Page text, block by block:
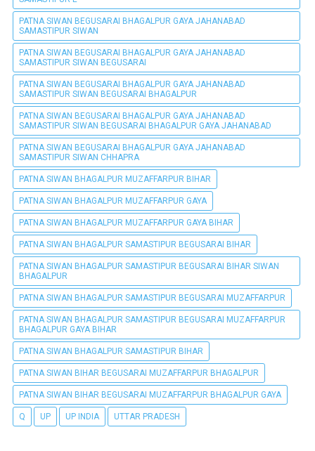
PATNA SIWAN BEGUSARAI BHAGALPUR GAYA JAHANABAD
SAMASTIPUR SIWAN
PATNA SIWAN BEGUSARAI BHAGALPUR GAYA JAHANABAD
SAMASTIPUR SIWAN BEGUSARAI
PATNA SIWAN BEGUSARAI BHAGALPUR GAYA JAHANABAD
SAMASTIPUR SIWAN BEGUSARAI BHAGALPUR
PATNA SIWAN BEGUSARAI BHAGALPUR GAYA JAHANABAD
SAMASTIPUR SIWAN BEGUSARAI BHAGALPUR GAYA JAHANABAD
PATNA SIWAN BEGUSARAI BHAGALPUR GAYA JAHANABAD
SAMASTIPUR SIWAN CHHAPRA
PATNA SIWAN BHAGALPUR MUZAFFARPUR BIHAR
PATNA SIWAN BHAGALPUR MUZAFFARPUR GAYA
PATNA SIWAN BHAGALPUR MUZAFFARPUR GAYA BIHAR
PATNA SIWAN BHAGALPUR SAMASTIPUR BEGUSARAI BIHAR
PATNA SIWAN BHAGALPUR SAMASTIPUR BEGUSARAI BIHAR SIWAN
BHAGALPUR
PATNA SIWAN BHAGALPUR SAMASTIPUR BEGUSARAI MUZAFFARPUR
PATNA SIWAN BHAGALPUR SAMASTIPUR BEGUSARAI MUZAFFARPUR
BHAGALPUR GAYA BIHAR
PATNA SIWAN BHAGALPUR SAMASTIPUR BIHAR
PATNA SIWAN BIHAR BEGUSARAI MUZAFFARPUR BHAGALPUR
PATNA SIWAN BIHAR BEGUSARAI MUZAFFARPUR BHAGALPUR GAYA
Q UP UP INDIA UTTAR PRADESH